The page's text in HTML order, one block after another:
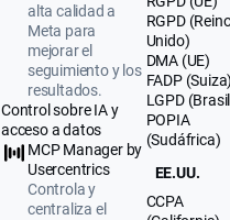
alta calidad a
Meta para
mejorar el
seguimiento y los
resultados.
Control sobre IA y
acceso a datos
MCP Manager by
Usercentrics
Controla y
centraliza el
RGPD
Unido)
DMA (UE)
FADP
LGPD
POPIA
(Sudáfrica)
EE.UU.
CCPA